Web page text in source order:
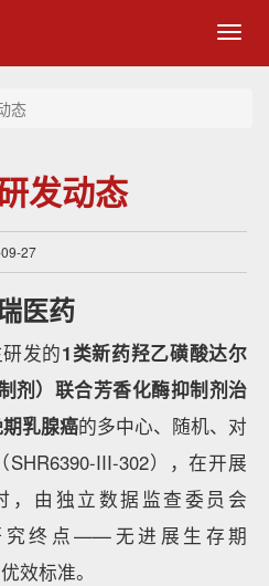
态
发动态
27
医药
发的1类新药羟乙磺酸达尔
剂）联合芳香化酶抑制剂治
乳腺癌的多中心、随机、对
III-302），在开展
，由独立数据监查委员会
究终点——无进展生存期
效标准。